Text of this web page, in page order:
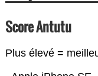
Score Antutu
Plus élevé =